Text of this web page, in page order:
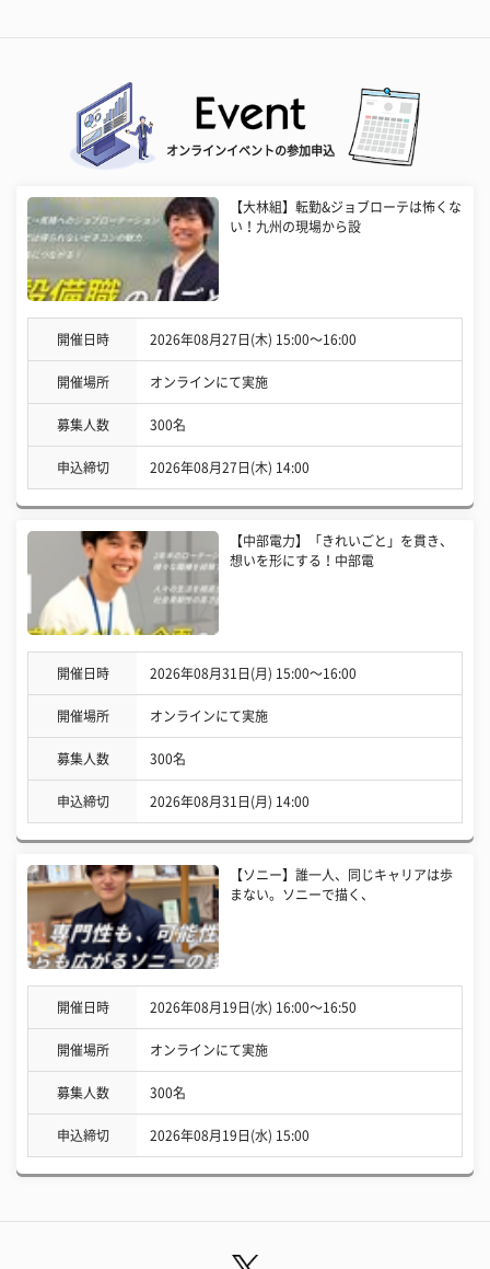
オンラインイベントの参加申込
【大林組】転勤&ジョブローテは怖くな
い！九州の現場から設
開催日時 2026年08月27日(木) 15:00〜16:00
開催場所 オンラインにて実施
募集人数 300名
申込締切 2026年08月27日(木) 14:00
【中部電力】「きれいごと」を貫き、
想いを形にする！中部電
開催日時 2026年08月31日(月) 15:00〜16:00
開催場所 オンラインにて実施
募集人数 300名
申込締切 2026年08月31日(月) 14:00
【ソニー】誰一人、同じキャリアは歩
まない。ソニーで描く、
開催日時 2026年08月19日(水) 16:00〜16:50
開催場所 オンラインにて実施
募集人数 300名
申込締切 2026年08月19日(水) 15:00